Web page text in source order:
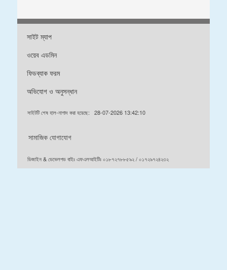
সাইট ম্যাপ
ওয়েব এডমিন
ফিডব্যাক ফরম
অভিযোগ ও অনুসন্ধান
সাইটটি শেষ হাল-নাগাদ করা হয়েছে: 28-07-2026 13:42:10
সামাজিক যোগাযোগ
ডিজাইন & ডেভেলপড বাইঃ এফএলআইটিঃ ০১৮৭২৭৮৮৫৯২ / ০১৭২৯৭২৪২৩২